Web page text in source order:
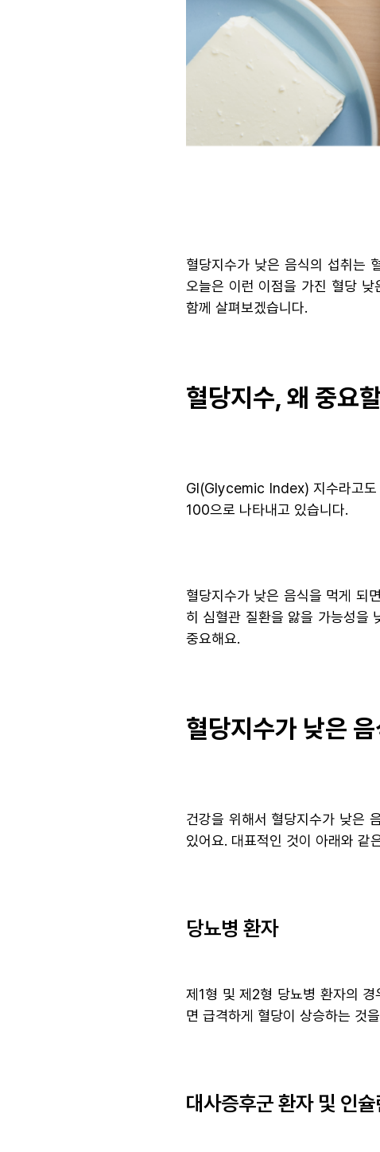
혈당지수가 낮은 음식의 섭취는
오늘은 이런 이점을 가진 혈당
함께 살펴보겠습니다.
혈당지수, 왜 중요
GI(Glycemic Index) 지수라고도
100으로 나타내고 있습니다.
혈당지수가 낮은 음식을 먹게 되
히 심혈관 질환을 앓을 가능성을
중요해요.
혈당지수가 낮은
건강을 위해서 혈당지수가 낮은
있어요. 대표적인 것이 아래와 같
당뇨병 환자
제1형 및 제2형 당뇨병 환자의
면 급격하게 혈당이 상승하는 것
대사증후군 환자 및 인